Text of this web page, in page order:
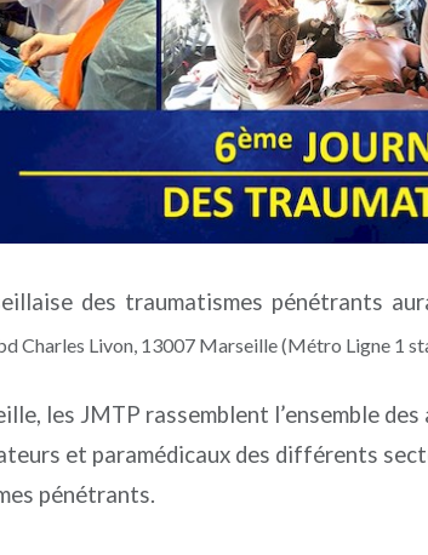
des traumatismes pénétrants
Charles Livon, 13007 Marseille (Métro Ligne 1
les JMTP rassemblent l’ensemble
et paramédicaux des différents
pénétrants.